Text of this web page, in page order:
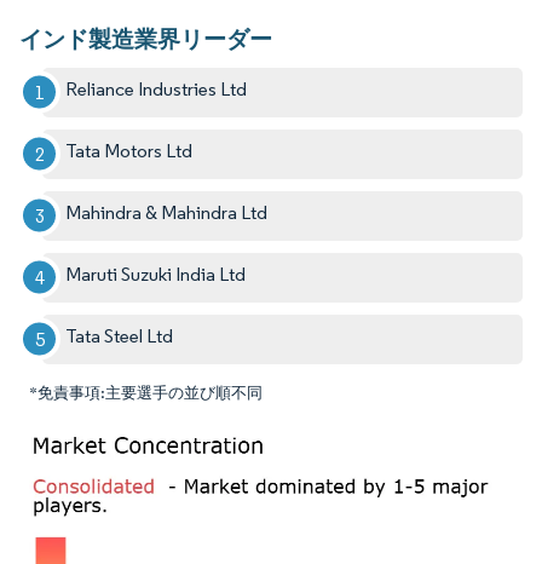
インド製造業界リーダー
Reliance Industries Ltd
Tata Motors Ltd
Mahindra & Mahindra Ltd
Maruti Suzuki India Ltd
Tata Steel Ltd
*免責事項:主要選手の並び順不同